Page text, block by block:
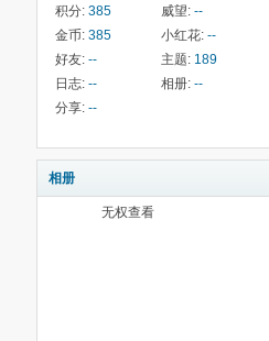
积分: 385 威望:--
金币: 385 小红花:--
好友: -- 主题: 189
日志: -- 相册:--
分享: --
相册
无权查看